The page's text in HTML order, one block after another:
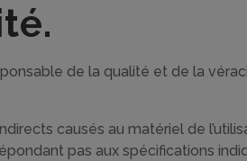
de la qualité et de la
causés au matériel de
pas aux spécifications